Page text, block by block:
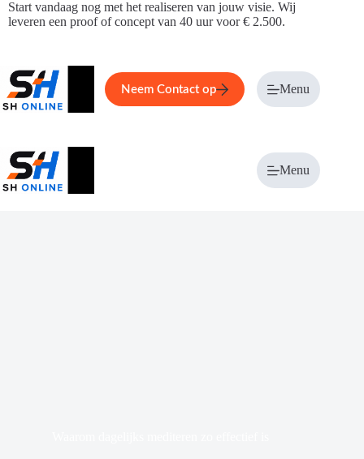
Ga
naar
Start vandaag nog met het realiseren van jouw visie. Wij
leveren een proof of concept van 40 uur voor € 2.500.
Home Service Over ons
Neem Contact op Menu
Menu